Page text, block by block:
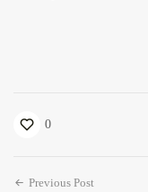
0
Previous Post